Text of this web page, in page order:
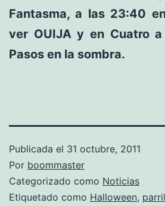
Fantasma, a las 23:40
ver OUIJA y en Cuatro
Pasos en la sombra.
Publicada el 31 octubre, 2011
Por boommaster
Categorizado como Noticias
Etiquetado como Halloween,